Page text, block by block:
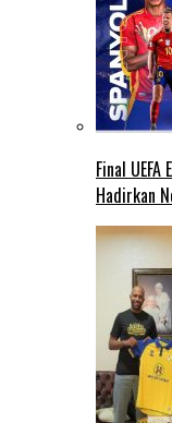
Final
Hadirkan